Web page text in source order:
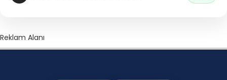
Reklam Alanı